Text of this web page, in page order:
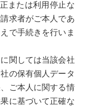
または利用停止な
求者がご本人であ
で手続きを行いま
関しては当該会社
の保有個人データ
ご本人に関する情
に基づいて正確な